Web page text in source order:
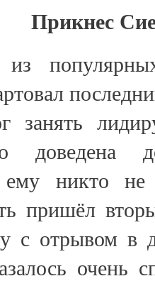
Прикнес
занять
доведена
ему никто
пришёл
с отрывом в
очень